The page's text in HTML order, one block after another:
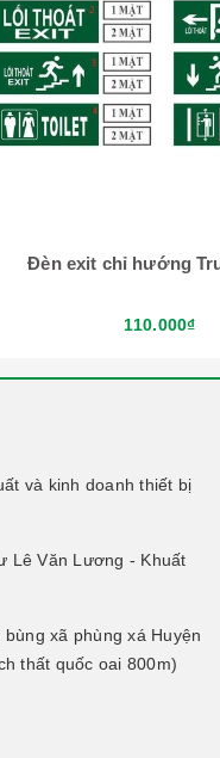
Đèn exit chỉ hướng
110.000₫
và kinh doanh thiết bị
Lê Văn Lương - Khuất
xã phùng xá Huyện
thất quốc oai 800m)